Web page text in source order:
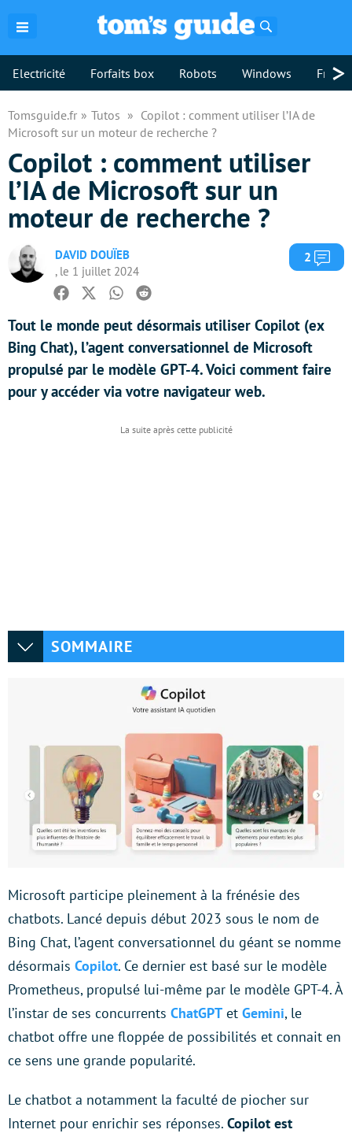
Electricité Forfaits box Robots Windows >
Tomsguide.fr Tutos
Copilot : comment utiliser l’IA de
Microsoft sur un moteur de recherche ?
Copilot : comment utiliser
l’IA de Microsoft sur un
moteur de recherche ?
DAVID DOUÏEB
, le 1 juillet 2024
2
Facebook
TwitterWhatsapp
Reddit
Tout le monde peut désormais utiliser Copilot (ex
Bing Chat), l’agent conversationnel de Microsoft
propulsé par le modèle GPT-4. Voici comment faire
pour y accéder via votre navigateur web.
SOMMAIRE
Microsoft participe pleinement à la frénésie des
chatbots. Lancé depuis début 2023 sous le nom de
Bing Chat, l’agent conversationnel du géant se nomme
désormais Copilot. Ce dernier est basé sur le modèle
Prometheus, propulsé lui-même par le modèle GPT-4. À
l’instar de ses concurrents ChatGPT et Gemini, le
chatbot offre une floppée de possibilités et connait en
ce sens une grande popularité.
Le chatbot a notamment la faculté de piocher sur
Internet pour enrichir ses réponses. Copilot est